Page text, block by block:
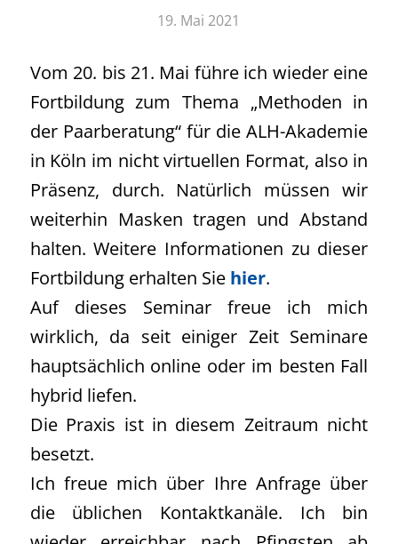
19. Mai 2021
Vom 20. bis 21. Mai führe ich wieder eine
Fortbildung zum Thema „Methoden in
der Paarberatung“ für die ALH-Akademie
in Köln im nicht virtuellen Format, also in
Präsenz, durch. Natürlich müssen wir
weiterhin Masken tragen und Abstand
halten. Weitere Informationen zu dieser
Fortbildung erhalten Sie hier.
Auf dieses Seminar freue ich mich
wirklich, da seit einiger Zeit Seminare
hauptsächlich online oder im besten Fall
hybrid liefen.
Die Praxis ist in diesem Zeitraum nicht
besetzt.
Ich freue mich über Ihre Anfrage über
die üblichen Kontaktkanäle. Ich bin